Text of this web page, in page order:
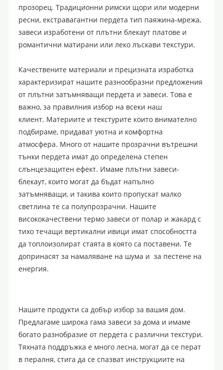
прозорец. Традиционни римски щори или модерни
ресни, екстравагантни пердета тип паяжина-мрежа,
завеси изработени от плътни блекаут платове и
романтични матирани или леко лъскави текстури.
Качествените материали и прецизната изработка
характеризират нашите разнообразни предложения
от плътни затъмняващи пердета и завеси. Това е
важно, за правилния избор на всеки наш
клиент. Материите и текстурите които внимателно
подбираме, придават уютна и комфортна
атмосфера. Много от нашите прозрачни вътрешни
тънки пердета имат до определена степен
слънцезащитен ефект. Имаме плътни завеси-
блекаут, които могат да бъдат напълно
затъмняващи, и такива които пропускат малко
светлина те са полупрозрачни. Нашите
висококачествени термо завеси от полар и жакард с
тихо течащи вертикални ивици имат способността
да топлоизолират стаята в която са поставени. Те
допринасят за намаляване на шума и за пестене на
енергия.
Нашите продукти са добър избор за вашия дом.
Предлагаме широка гама завеси за дома и имаме
богато разнобразие от пердета с различни текстури.
Тяхната поддръжка е много лесна, могат да се перат
в пералня, стига да се спазват инструкциите на